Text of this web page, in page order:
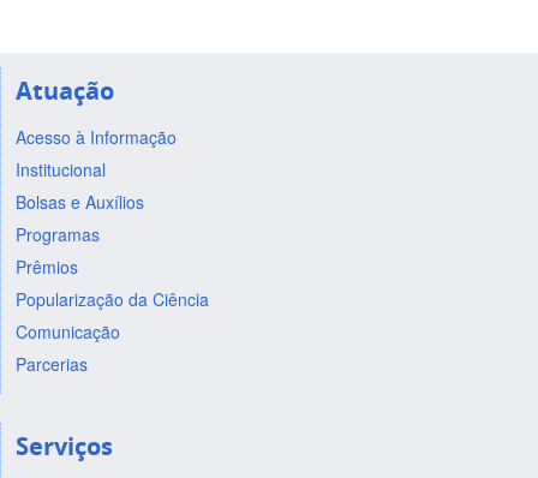
Atuação
Acesso à Informação
Institucional
Bolsas e Auxílios
Programas
Prêmios
Popularização da Ciência
Comunicação
Parcerias
Serviços